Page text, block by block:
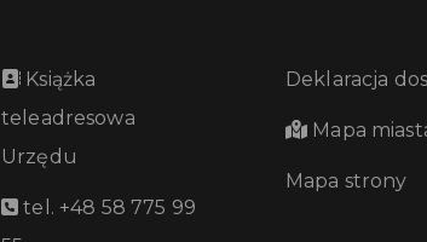
Książka
teleadresowa
Urzędu
tel. +48 58 775 99
Deklaracja
Mapa
Mapa strony